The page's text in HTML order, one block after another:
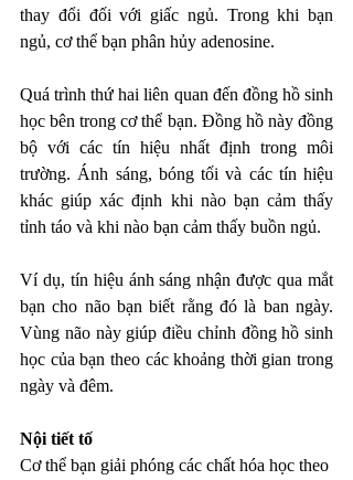
thay đổi đối với giấc ngủ. Trong khi bạn
ngủ, cơ thể bạn phân hủy adenosine.
Quá trình thứ hai liên quan đến đồng hồ sinh
học bên trong cơ thể bạn. Đồng hồ này đồng
bộ với các tín hiệu nhất định trong môi
trường. Ánh sáng, bóng tối và các tín hiệu
khác giúp xác định khi nào bạn cảm thấy
tỉnh táo và khi nào bạn cảm thấy buồn ngủ.
Ví dụ, tín hiệu ánh sáng nhận được qua mắt
bạn cho não bạn biết rằng đó là ban ngày.
Vùng não này giúp điều chỉnh đồng hồ sinh
học của bạn theo các khoảng thời gian trong
ngày và đêm.
Nội tiết tố
Cơ thể bạn giải phóng các chất hóa học theo